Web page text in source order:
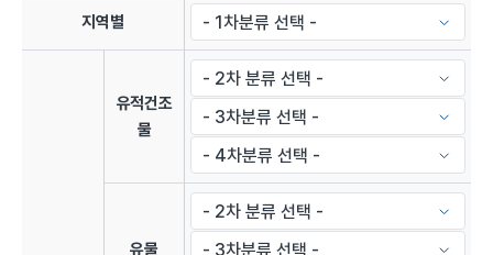
지역별
유적건조
물
유물